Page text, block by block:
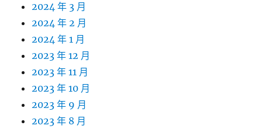
2024 年 3 月
2024 年 2 月
2024 年 1 月
2023 年 12 月
2023 年 11 月
2023 年 10 月
2023 年 9 月
2023 年 8 月